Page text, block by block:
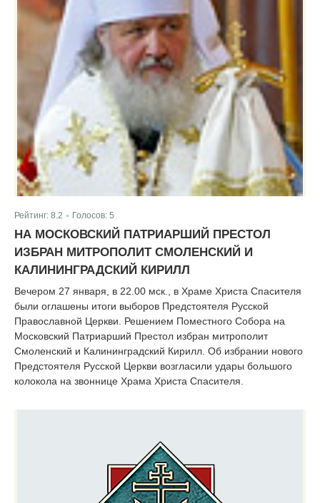
Рейтинг: 8.2 Голосов: 5
НА МОСКОВСКИЙ ПАТРИАРШИЙ ПРЕСТОЛ
ИЗБРАН МИТРОПОЛИТ СМОЛЕНСКИЙ И
КАЛИНИНГРАДСКИЙ КИРИЛЛ
Вечером 27 января, в 22.00 мск., в Храме Христа Спасителя
были оглашены итоги выборов Предстоятеля Русской
Православной Церкви. Решением Поместного Собора на
Московский Патриарший Престол избран митрополит
Смоленский и Калининградский Кирилл. Об избрании нового
Предстоятеля Русской Церкви возгласили удары большого
колокола на звоннице Храма Христа Спасителя.